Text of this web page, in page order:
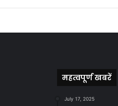
महत्वपूर्ण खबरें
July 17, 2025